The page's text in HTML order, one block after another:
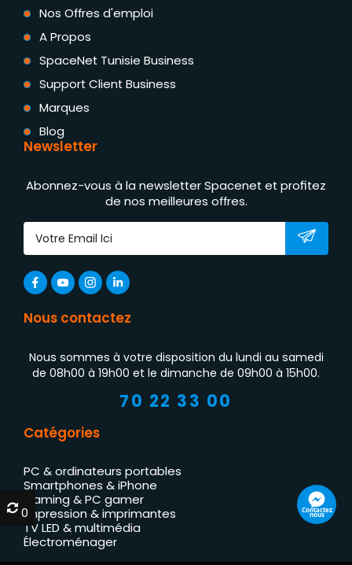
Nos Offres d'emploi
A Propos
SpaceNet Tunisie Business
Support Client Business
Marques
Blog
Newsletter
Abonnez-vous à la newsletter Spacenet et profitez
de nos meilleures offres.
Nous contactez
Nous sommes à votre disposition du lundi au samedi
de 08h00 à 19h00 et le dimanche de 09h00 à 15h00.
70 22 33 00
Catégories
PC & ordinateurs portables
Smartphones & iPhone
Gaming & PC gamer
Impression & imprimantes
TV LED & multimédia
Électroménager
Contactez
nous
0
0